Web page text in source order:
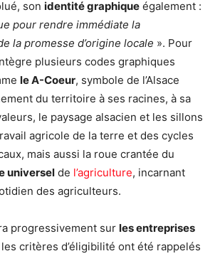
son identité graphique également :
pour rendre immédiate la
la promesse d’origine locale ». Pour
plusieurs codes graphiques
le A-Coeur, symbole de l’Alsace
du territoire à ses racines, à sa
le paysage alsacien et les sillons
agricole de la terre et des cycles
mais aussi la roue crantée du
universel de l’agriculture, incarnant
des agriculteurs.
progressivement sur les entreprises
critères d’éligibilité ont été rappelés